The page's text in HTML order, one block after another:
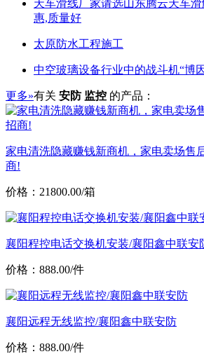
天车滑线厂家请选山东腾云天车
惠,质量好
太原防水工程施工
中空玻璃设备行业中的战斗机“博
更多»有关 安防 监控 的产品：
家电清洗隐藏赚钱新商机，家电卖场售
商!
价格：21800.00/箱
襄阳程控电话交换机安装/襄阳鑫中联安
价格：888.00/件
襄阳远程无线监控/襄阳鑫中联安防
价格：888.00/件